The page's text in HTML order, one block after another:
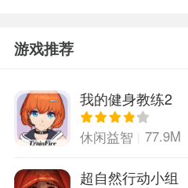
游戏推荐
我的健身教练2
休闲益智 77.9M
超自然行动小组